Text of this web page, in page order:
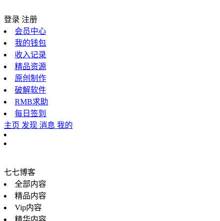
登录 注册
会员中心
我的钱包
收入记录
精品资源
原创制作
破解软件
RMB求助
每日签到
主页 发现 消息 我的
七七博客
全部内容
精品内容
Vip内容
精华内容